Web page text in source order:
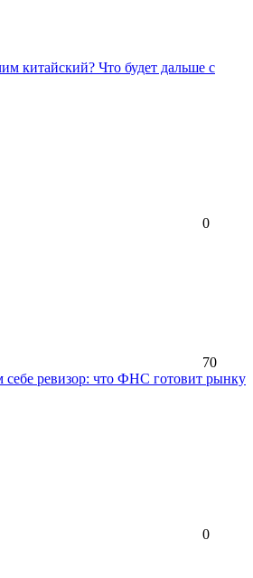
китайский? Что будет дальше с
0
70
себе ревизор: что ФНС готовит рынку
0